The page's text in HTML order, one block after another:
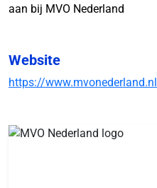
aan bij MVO Nederland
Website
https://www.mvonederland.nl